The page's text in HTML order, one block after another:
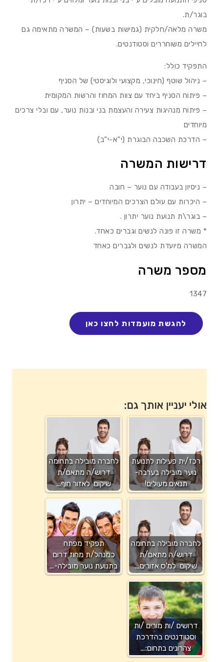
בוגר/ת.
משרה מלאה/חלקית (גמישות בשעות) – המשרה מתאימה גם
לחיילים משוחררים וסטודנטים.
התפקיד כולל:
– ניהול שוטף (חינוכי, מקצועי ולוגיסטי) של הסניף
– פיתוח הסניף ביחד עם צוות המחוז והרשות המקומית
– פיתוח מנהיגות צעירה והעצמת בני ובנות נוער, עם ובלי צרכים
מיוחדים
– הדרכת השכבה הבוגרת (י”א-י”ב)
דרישות המשרה
– ניסיון בעבודה עם נוער – חובה
– היכרות עם עולם הצרכים המיוחדים – יתרון
– בוגר\ת תנועת נוער יתרון .
* משרה זו פונה לנשים וגברים כאחד.
המשרה מיועדת לנשים ולגברים כאחד
מספר משרה
1347
אולי יעניין אותך גם:
רכז/ית פעילות לתנועת
נוער מובילה בערבה-
תנאים מעולים!
לחברה מובילה בתחומה
דרוש/ה מתאם/ת
שיקום לאזור חוף…
לחברה מובילה בתחומה
דרוש/ה מתאם/ת
שיקום למ'ס אזורים…
תפקיד מפתח
כמנהל/ת מחוז דרום
בתנועת נוער מובילה-…
דרושים /ות מורים /ות
וסטודנטים בהדרכת
צהרונים בתחום:…